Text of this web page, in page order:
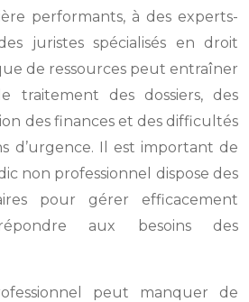
performants, à des experts-
juristes spécialisés en droit
de ressources peut entraîner
traitement des dossiers, des
des finances et des difficultés
d’urgence. Il est important de
non professionnel dispose des
pour gérer efficacement
aux besoins des
peut manquer de